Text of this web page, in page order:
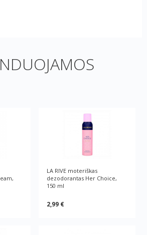
LA RIVE moteriškas
dezodorantas Her Choice,
150 ml
2,99 €